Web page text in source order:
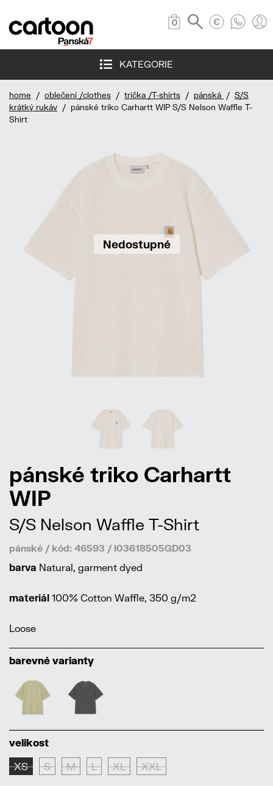
0
KATEGORIE
home / oblečení /clothes / trička /T-shirts / pánská / S/S
krátký rukáv / pánské triko Carhartt WIP S/S Nelson Waffle T-
Shirt
Nedostupné
pánské triko Carhartt
WIP
S/S Nelson Waffle T-Shirt
pánské / kód: 46593 / I03618505GD03
barva Natural, garment dyed
materiál 100% Cotton Waffle, 350 g/m2
Loose
barevné varianty
velikost
XS S M L XL XXL